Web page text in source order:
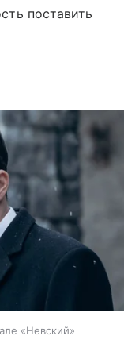
поставить
«Невский»